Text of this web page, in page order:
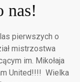
nas!
pierwszych o
mistrzostwa
im. Mikołaja
United!!!! Wielka